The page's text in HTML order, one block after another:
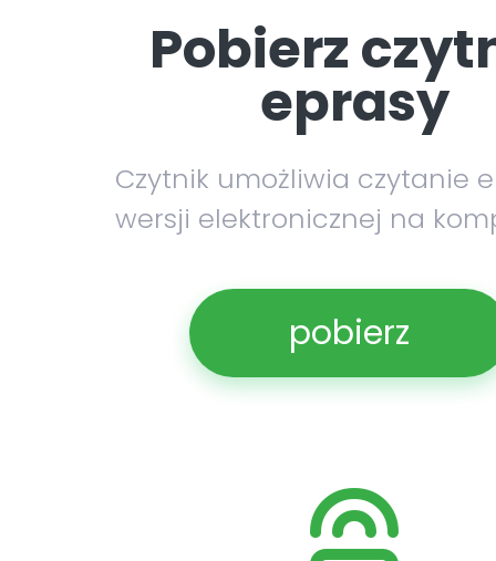
Pobierz
eprasy
Czytnik umożliwia czytanie
wersji elektronicznej na
pobierz